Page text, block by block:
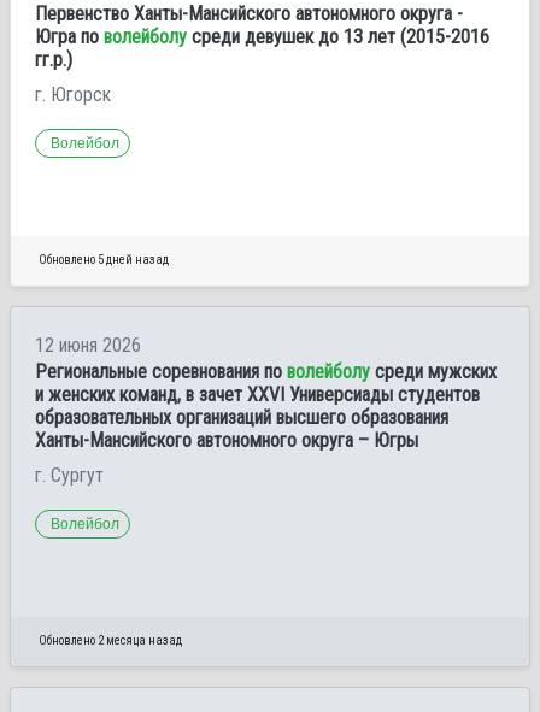
Первенство Ханты-Мансийского автономного округа -
Югра по волейболу среди девушек до 13 лет (2015-2016
гг.р.)
г. Югорск
Волейбол
Обновлено 5 дней назад
12 июня 2026
Региональные соревнования по волейболу среди мужских
и женских команд, в зачет XXVI Универсиады студентов
образовательных организаций высшего образования
Ханты-Мансийского автономного округа – Югры
г. Сургут
Волейбол
Обновлено 2 месяца назад